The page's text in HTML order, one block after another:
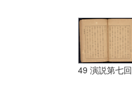
49 演説第七回